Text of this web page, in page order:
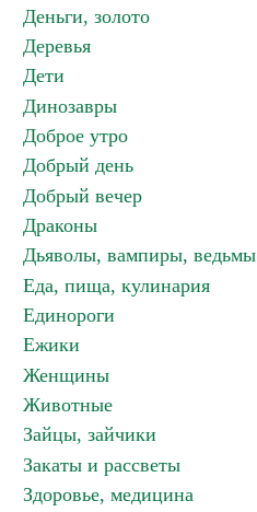
Деньги, золото
Деревья
Дети
Динозавры
Доброе утро
Добрый день
Добрый вечер
Драконы
Дьяволы, вампиры, ведьмы
Еда, пища, кулинария
Единороги
Ежики
Женщины
Животные
Зайцы, зайчики
Закаты и рассветы
Здоровье, медицина